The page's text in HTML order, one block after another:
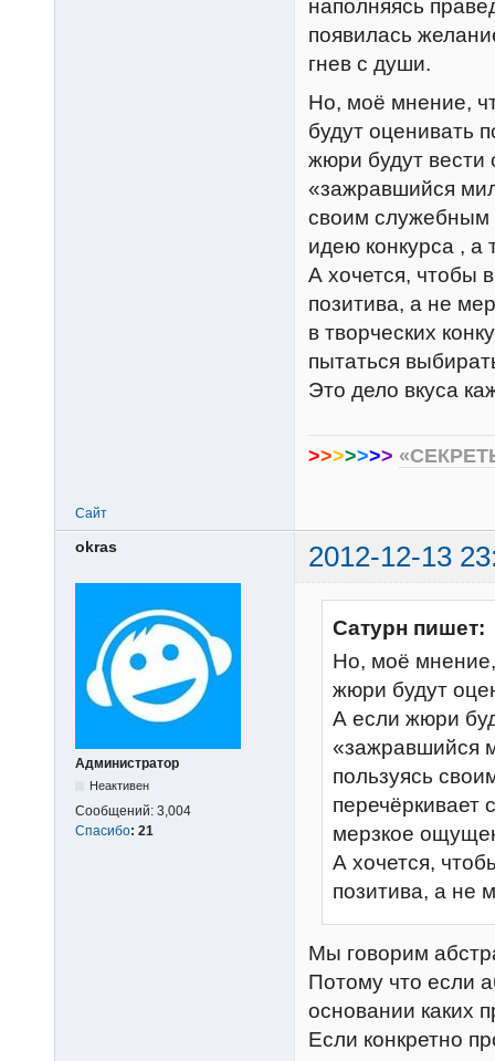
наполняясь
появилась
гнев с души.
Но, моё мнение,
будут оценивать
жюри будут вести
«зажравшийся
своим служебным
идею конкурса , а
А хочется, чтобы
позитива, а не
в творческих
пытаться
Это дело вкуса
>>>>>>>
Сайт
okras 2012-12-13
Администратор
Неактивен
Сообщений: 3,004
Спасибо: 21
Сатурн пишет:
Но, моё
жюри будут
А если жюри
«зажравшийся
пользуясь
перечёркивает
мерзкое
А хочется,
позитива, а не
Мы говорим
Потому что если
основании каких
Если конкретно